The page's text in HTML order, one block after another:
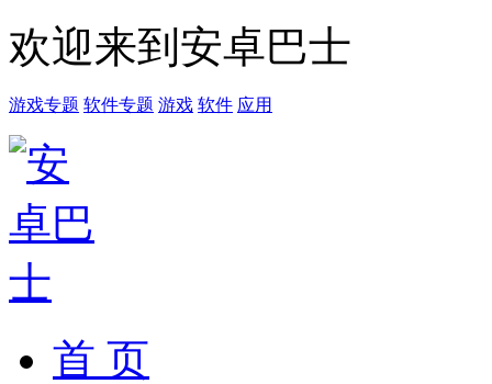
欢迎来到安卓巴士
游戏专题 软件专题 游戏 软件 应用
首 页